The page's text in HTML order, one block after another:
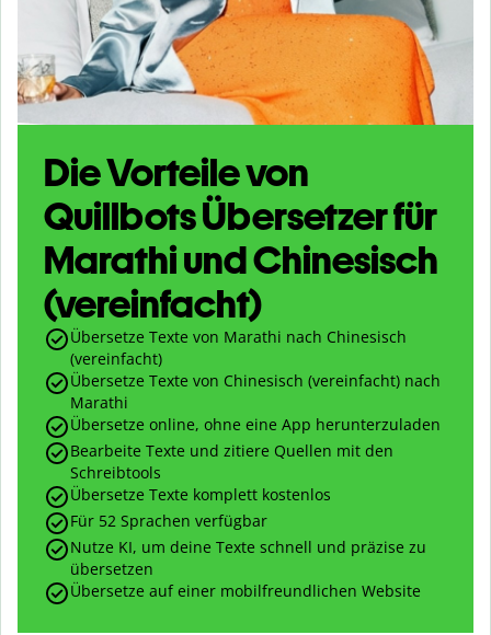
Die Vorteile von
Quillbots Übersetzer für
Marathi und Chinesisch
(vereinfacht)
Übersetze Texte von Marathi nach Chinesisch
(vereinfacht)
Übersetze Texte von Chinesisch (vereinfacht) nach
Marathi
Übersetze online, ohne eine App herunterzuladen
Bearbeite Texte und zitiere Quellen mit den
Schreibtools
Übersetze Texte komplett kostenlos
Für 52 Sprachen verfügbar
Nutze KI, um deine Texte schnell und präzise zu
übersetzen
Übersetze auf einer mobilfreundlichen Website